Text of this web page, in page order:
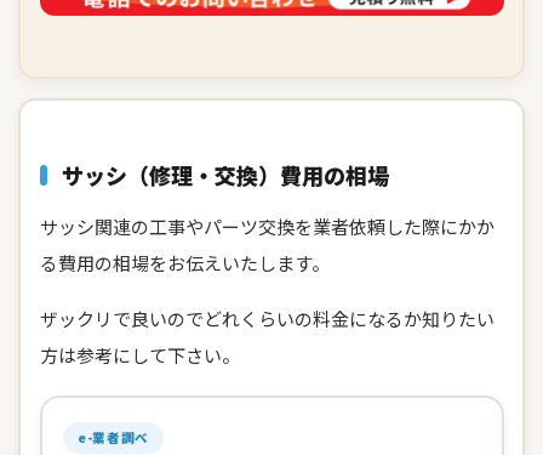
サッシ（修理・交換）費用の相場
サッシ関連の工事やパーツ交換を業者依頼した際にかか
る費用の相場をお伝えいたします。
ザックリで良いのでどれくらいの料金になるか知りたい
方は参考にして下さい。
e-業者調べ